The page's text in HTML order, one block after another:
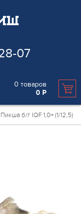
07
0 товаров
0 Р
Пикша б/г IQF 1,0+ (1/12,5)